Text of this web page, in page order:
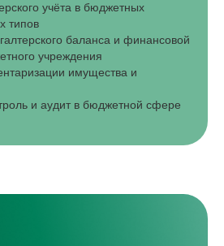
учёта в бюджетных
типов
баланса и финансовой
учреждения
имущества и
и аудит в бюджетной сфере